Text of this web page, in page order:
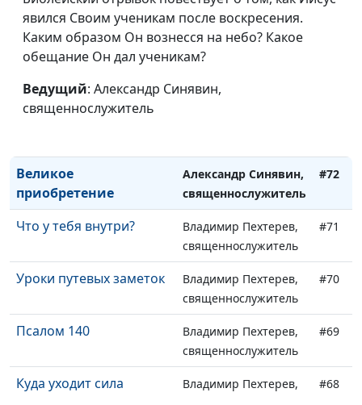
явился Своим ученикам после воскресения.
Каким образом Он вознесся на небо? Какое
обещание Он дал ученикам?
Ведущий: Александр Синявин,
священнослужитель
Есть о чем подумать...
Александр Синявин,
священнослужитель
Драгоценное в
ничтожном
священнослужитель
Не все то золото, что
Великое
приобретение
Александр Синявин,
священнослужитель
#72
Что у тебя внутри?
Владимир Пехтерев,
священнослужитель
#71
Уроки путевых заметок
Владимир Пехтерев,
священнослужитель
#70
Псалом 140
Владимир Пехтерев,
священнослужитель
#69
Куда уходит сила
Владимир Пехтерев,
#68